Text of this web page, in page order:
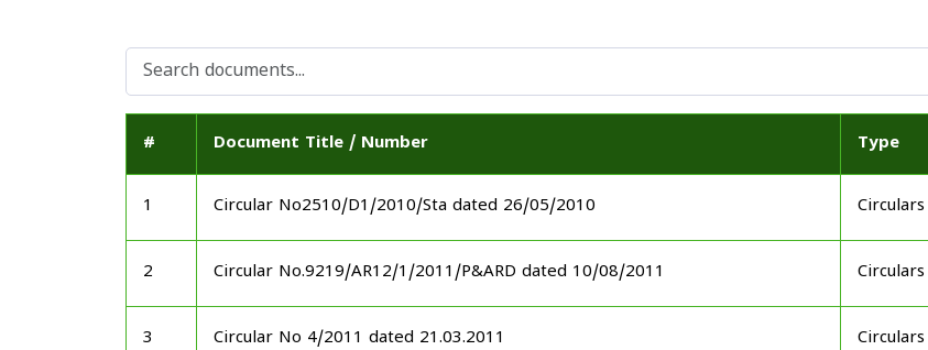
# Document Title / Number Type
1 Circular No2510/D1/2010/Sta dated 26/05/2010 Circulars
2 Circular No.9219/AR12/1/2011/P&ARD dated 10/08/2011 Circulars
3 Circular No 4/2011 dated 21.03.2011 Circulars